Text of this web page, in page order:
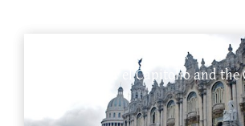
Looking over el Capitolio and the